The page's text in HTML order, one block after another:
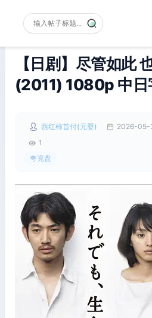
【日剧】尽管如此
(2011) 1080p 中日
西红柿首付(元婴) 2026-
1
夸克盘